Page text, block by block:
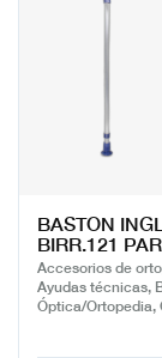
BASTON
BIRR.121 PAR
Accesorios de
Ayudas técnicas,
Óptica/Ortopedia,